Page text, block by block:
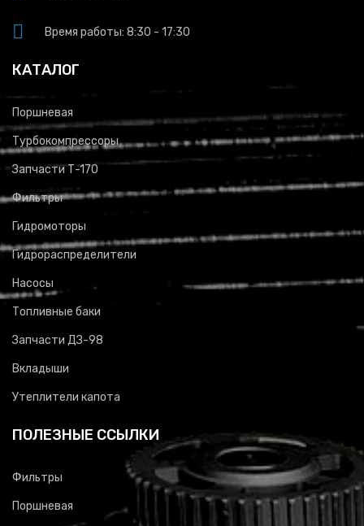
Время работы: 8:30 - 17:30
КАТАЛОГ
Поршневая
Турбокомпрессоры
Запчасти Т-170
Фильтры
Гидромоторы
Гидрораспределители
Насосы
Топливные баки
Запчасти ДЗ-98
Вкладыши
Утеплители капота
ПОЛЕЗНЫЕ ССЫЛКИ
Фильтры
Поршневая